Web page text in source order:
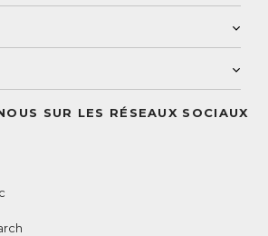
SUR LES RÉSEAUX SOCIAUX